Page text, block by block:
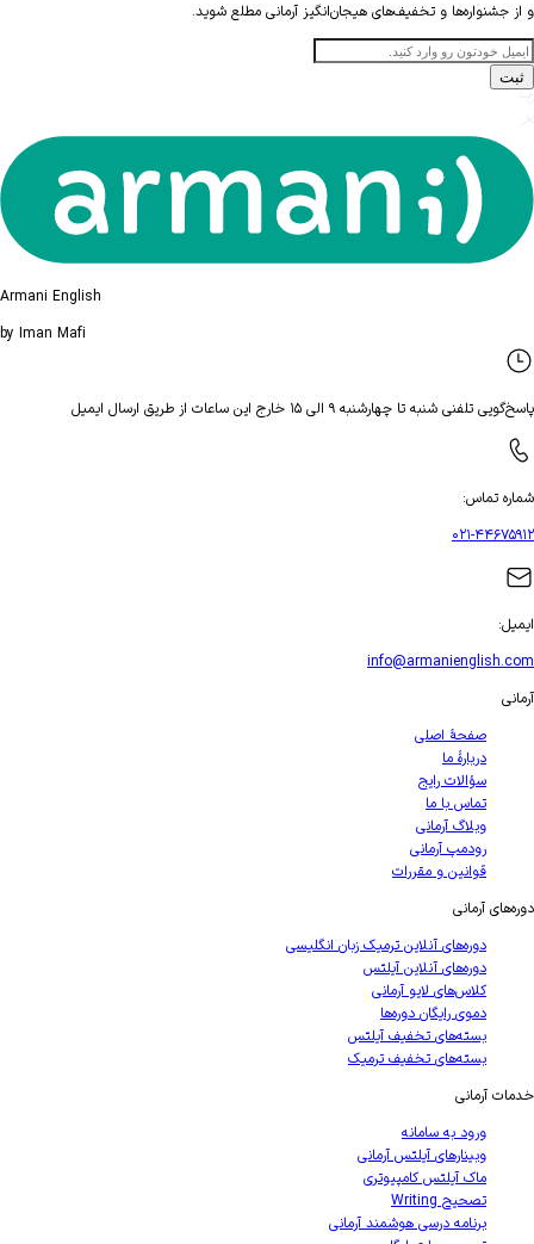
و از جشنواره‌ها و تخفیف‌های هیجان‌انگیز آرمانی مطلع شوید.
ثبت
Armani English
by Iman Mafi
پاسخ‌گویی تلفنی شنبه تا چهارشنبه ۹ الی ۱۵ خارج این ساعات از طریق ارسال ایمیل
شماره تماس:
۰۲۱-۴۴۶۷۵۹۱۲
ایمیل:
info@armanienglish.com
آرمانی
صفحهٔ اصلی
دربارهٔ ما
سؤالات رایج
تماس با ما
وبلاگ آرمانی
رودمپ آرمانی
قوانین و مقررات
دوره‌های آرمانی
دوره‌های آنلاین ترمیک زبان انگلیسی
دوره‌های آنلاین آیلتس
کلاس‌های لایو آرمانی
دموی رایگان دوره‌ها
بسته‌های تخفیف آیلتس
بسته‌های تخفیف ترمیک
خدمات آرمانی
ورود به سامانه
وبینارهای آیلتس آرمانی
ماک آیلتس کامپیوتری
تصحیح Writing
برنامه درسی هوشمند آرمانی